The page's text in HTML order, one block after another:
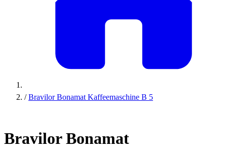
/ Bravilor Bonamat Kaffeemaschine B 5
Bravilor Bonamat